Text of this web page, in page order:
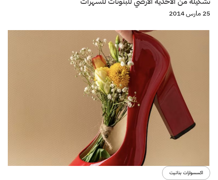
25 مارس 2014
اكسسوارات بنانيت